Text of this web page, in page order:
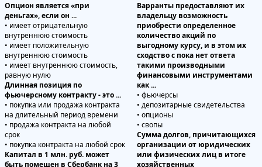
Опцион является «при
деньгах», если он ...
• имеет отрицательную
внутреннюю стоимость
• имеет положительную
внутреннюю стоимость
• имеет внутреннюю стоимость,
равную нулю
Длинная позиция по
фьючерсному контракту - это ...
• покупка или продажа контракта
на длительный период времени
• продажа контракта на любой
срок
• покупка контракта на любой срок
Капитал в 1 млн. руб. может
быть помещен в Сбербанк на 3
Варранты предоставляют их
владельцу возможность
приобрести определенное
количество акций по
выгодному курсу, и в этом их
сходство с пока нет ответа
такими производными
финансовыми инструментами
как ...
• фьючерсы
• депозитарные свидетельства
• опционы
• свопы
Сумма долгов, причитающихся
организации от юридических
или физических лиц в итоге
хозяйственных